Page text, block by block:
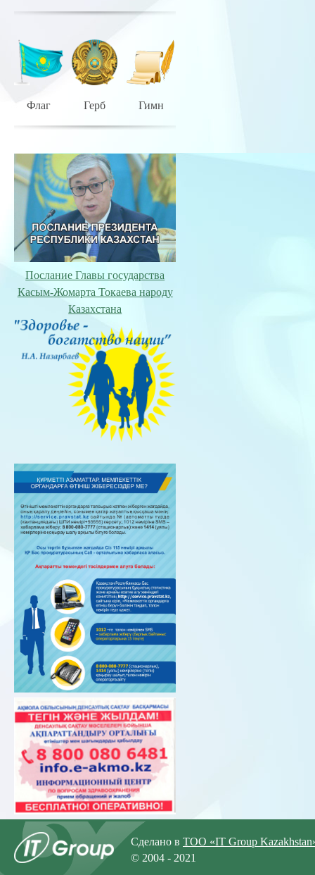
Флаг Герб Гимн
Послание Главы государства
Касым-Жомарта Токаева народу
Казахстана
Сделано в ТОО «IT Group
© 2004 - 2021